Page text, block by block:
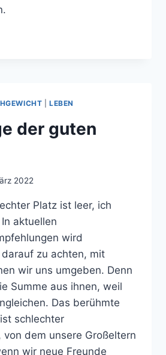
|LEBEN
der guten
2022
Platz ist leer, ich
aktuellen
wird
zu achten, mit
wir uns umgeben. Denn
Summe aus ihnen, weil
Das berühmte
schlechter
von dem unsere Großeltern
wir neue Freunde